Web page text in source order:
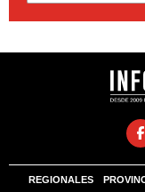
REGIONALES